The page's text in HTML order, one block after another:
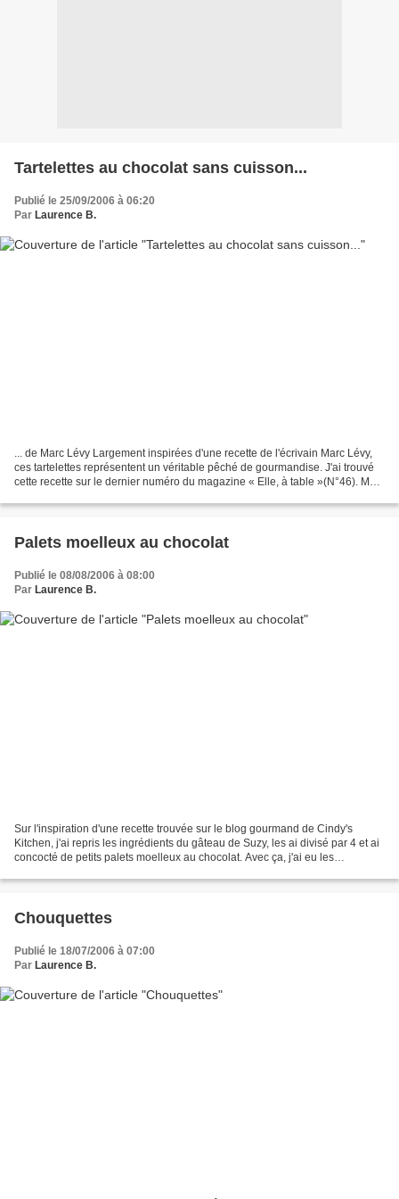
Tartelettes au chocolat sans cuisson...
Publié le 25/09/2006 à 06:20
Par Laurence B.
... de Marc Lévy Largement inspirées d'une recette de l'écrivain Marc Lévy,
ces tartelettes représentent un véritable pêché de gourmandise. J'ai trouvé
cette recette sur le dernier numéro du magazine « Elle, à table »(N°46). Marc
Palets moelleux au chocolat
Publié le 08/08/2006 à 08:00
Par Laurence B.
Sur l'inspiration d'une recette trouvée sur le blog gourmand de Cindy's
Kitchen, j'ai repris les ingrédients du gâteau de Suzy, les ai divisé par 4 et ai
concocté de petits palets moelleux au chocolat. Avec ça, j'ai eu les
Chouquettes
Publié le 18/07/2006 à 07:00
Par Laurence B.